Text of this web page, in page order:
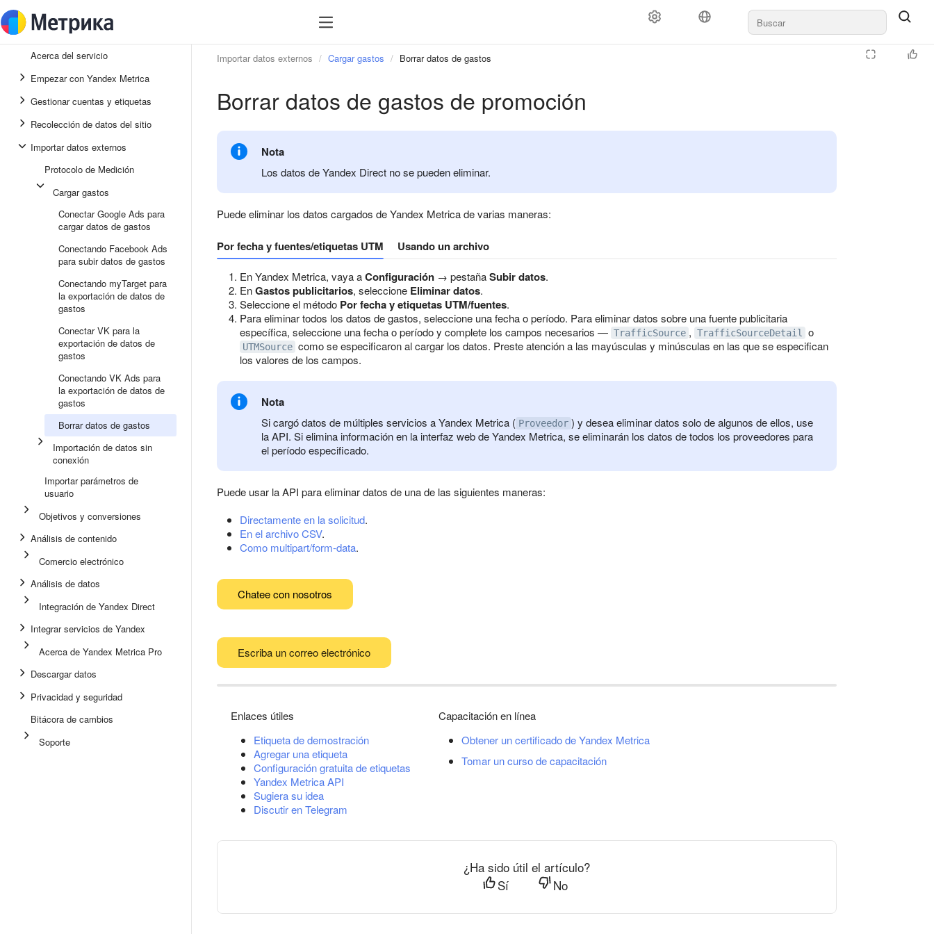
Acerca del servicio
Empezar con Yandex Metrica
Gestionar cuentas y etiquetas
Recolección de datos del sitio
Importar datos externos
Protocolo de Medición
Cargar gastos
Conectar Google Ads para
cargar datos de gastos
Conectando Facebook Ads
para subir datos de gastos
Conectando myTarget para
la exportación de datos de
gastos
Conectar VK para la
exportación de datos de
gastos
Conectando VK Ads para
la exportación de datos de
gastos
Borrar datos de gastos
Importación de datos sin
conexión
Importar parámetros de
usuario
Objetivos y conversiones
Análisis de contenido
Comercio electrónico
Análisis de datos
Integración de Yandex Direct
Integrar servicios de Yandex
Acerca de Yandex Metrica Pro
Descargar datos
Privacidad y seguridad
Bitácora de cambios
Soporte
Importar datos externos Cargar gastos Borrar datos de gastos
Borrar datos de gastos de promoción
Nota
Los datos de Yandex Direct no se pueden eliminar.
Puede eliminar los datos cargados de Yandex Metrica de varias maneras:
Por fecha y fuentes/etiquetas UTM Usando un archivo
En Yandex Metrica, vaya aConfiguración → pestañaSubir datos.
EnGastos publicitarios, seleccione Eliminar datos.
Seleccione el método Por fecha y etiquetas UTM/fuentes.
Para eliminar todos los datos de gastos, seleccione una fecha o período. Para eliminar datos sobre una fuente publicitaria
específica, seleccione una fecha o período y complete los campos necesarios — TrafficSource , TrafficSourceDetail o
UTMSource como se especificaron al cargar los datos. Preste atención a las mayúsculas y minúsculas en las que se especifican
los valores de los campos.
Nota
Si cargó datos de múltiples servicios a Yandex Metrica ( Proveedor ) y desea eliminar datos solo de algunos de ellos, use
la API. Si elimina información en la interfaz web de Yandex Metrica, se eliminarán los datos de todos los proveedores para
el período especificado.
Puede usar la API para eliminar datos de una de las siguientes maneras:
Directamente en la solicitud.
En el archivo CSV.
Como multipart/form-data.
Chatee con nosotros
Escriba un correo electrónico
Enlaces útiles
Etiqueta de demostración
Agregar una etiqueta
Configuración gratuita de etiquetas
Yandex Metrica API
Sugiera su idea
Discutir en Telegram
Capacitación en línea
Obtener un certificado de Yandex Metrica
Tomar un curso de capacitación
¿Ha sido útil el artículo?
Sí
No